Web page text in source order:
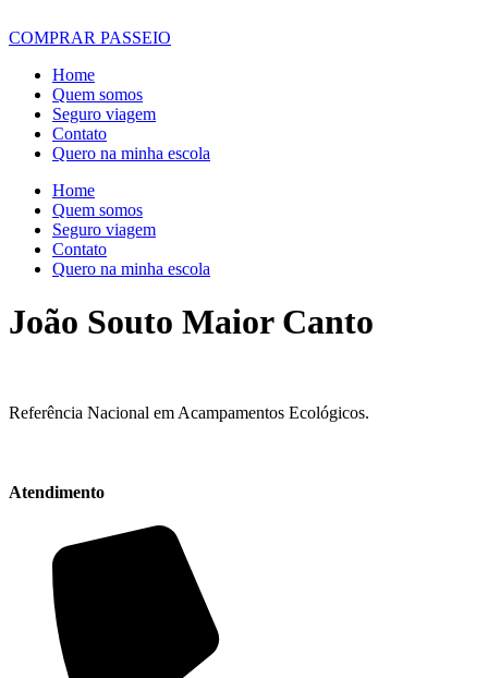
COMPRAR PASSEIO
Home
Quem somos
Seguro viagem
Contato
Quero na minha escola
Home
Quem somos
Seguro viagem
Contato
Quero na minha escola
João Souto Maior Canto
Referência Nacional em Acampamentos Ecológicos.
Atendimento